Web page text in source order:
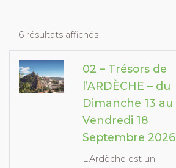
6 résultats affichés
02 – Trésors de
l’ARDÈCHE – du
Dimanche 13 au
Vendredi 18
Septembre 2026
L'Ardèche est un